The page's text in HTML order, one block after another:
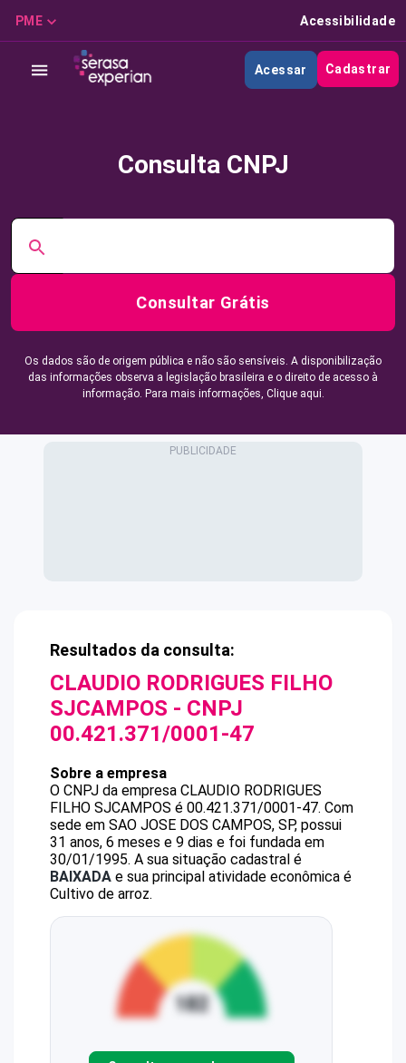
PME Acessibilidade
Acessar Cadastrar
Consulta CNPJ
Consultar Grátis
Os dados são de origem pública e não são sensíveis. A disponibilização
das informações observa a legislação brasileira e o direito de acesso à
informação. Para mais informações, Clique aqui.
Resultados da consulta:
CLAUDIO RODRIGUES FILHO
SJCAMPOS - CNPJ
00.421.371/0001-47
Sobre a empresa
O CNPJ da empresa CLAUDIO RODRIGUES
FILHO SJCAMPOS é 00.421.371/0001-47. Com
sede em SAO JOSE DOS CAMPOS, SP, possui
31 anos, 6 meses e 9 dias e foi fundada em
30/01/1995. A sua situação cadastral é
BAIXADA e sua principal atividade econômica é
Cultivo de arroz.